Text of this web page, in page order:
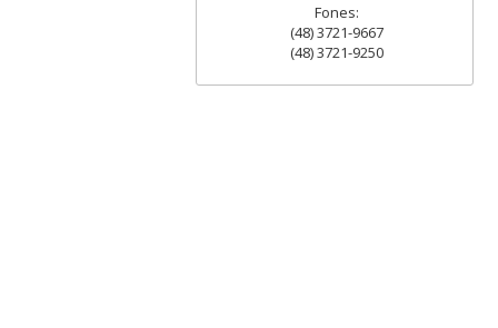
Fones:
(48) 3721-9667
(48) 3721-9250